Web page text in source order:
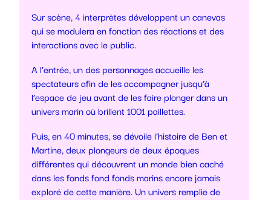
Sur scène, 4 interprètes développent un canevas
qui se modulera en fonction des réactions et des
interactions avec le public.
A l’entrée, un des personnages accueille les
spectateurs afin de les accompagner jusqu’à
l’espace de jeu avant de les faire plonger dans un
univers marin où brillent 1001 paillettes.
Puis, en 40 minutes, se dévoile l’histoire de Ben et
Martine, deux plongeurs de deux époques
différentes qui découvrent un monde bien caché
dans les fonds fond fonds marins encore jamais
exploré de cette manière. Un univers remplie de